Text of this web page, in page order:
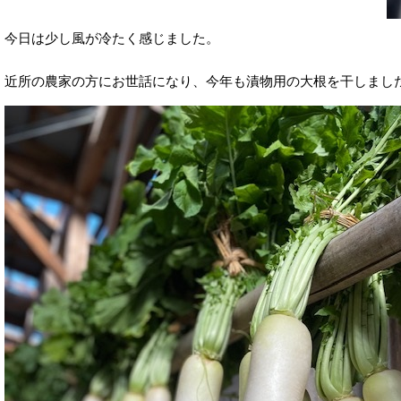
今日は少し風が冷たく感じました。
近所の農家の方にお世話になり、今年も漬物用の大根を干しまし